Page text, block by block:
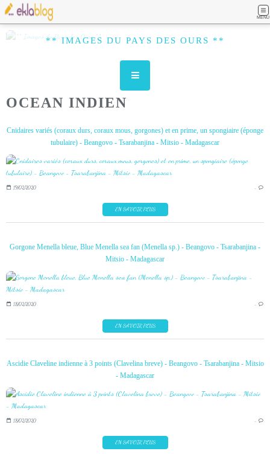
MENU
** IMAGES DU PAYS DES OURS **
OCEAN INDIEN
Cnidaires variés (coraux durs, coraux mous, gorgones) et en prime, un spongiaire (éponge
tubulaire) - Beangovo - Tsarabanjina - Mitsio - Madagascar
19/02/2020 …
EN SAVOIR PLUS
Gorgone Menella bleue, Blue Menella sea fan (Menella sp.) - Beangovo - Tsarabanjina -
Mitsio - Madagascar
18/02/2020 …
EN SAVOIR PLUS
Ascidie Claveline indienne à 3 points (Clavelina breve) - Beangovo - Tsarabanjina - Mitsio
- Madagascar
18/02/2020 …
EN SAVOIR PLUS